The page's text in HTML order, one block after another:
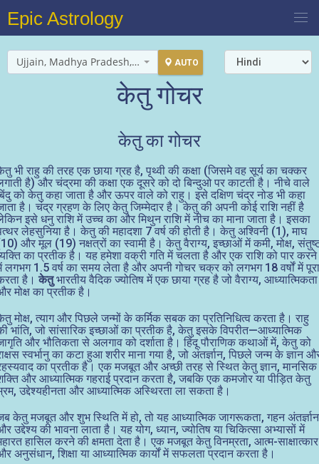
Epic Astrology
Ujjain, Madhya Pradesh, India AUTO
केतु गोचर
केतु का गोचर
भी राहु की तरह एक छाया ग्रह है, पृथ्वी की कक्षा (जिसमे वह सूर्य का चक्कर
है) और चंद्रमा की कक्षा एक दूसरे को दो बिन्दुओ पर काटती है। नीचे वाले
को केतु कहा जाता है और ऊपर वाले को राहु। इसे दक्षिण चंद्र नोड भी कहा
है। चंद्र ग्रहण के लिए केतु जिम्मेदार है। केतु की अपनी कोई राशि नहीं है
इसे धनु राशि में उच्च का और मिथुन राशि में नीच का माना जाता है। इसका
लेहसुनिया है। केतु की महादशा 7 वर्ष की होती है। केतु अश्विनी (1), माघ
और मूल (19) नक्षत्रों का स्वामी है। केतु वैराग्य, इच्छाओं में कमी, मोक्ष,
का प्रतीक है। यह हमेशा वक्री गति में चलता है और एक राशि को पार करने
लगभग 1.5 वर्ष का समय लेता है और अपनी गोचर चक्र को लगभग 18 वर्षों में पूरा
है।केतुभारतीय वैदिक ज्योतिष में एक छाया ग्रह है जो वैराग्य, आध्यात्मिकता
मोक्ष का प्रतीक है।
मोक्ष, त्याग और पिछले जन्मों के कर्मिक सबक का प्रतिनिधित्व करता है। राहु
भांति, जो सांसारिक इच्छाओं का प्रतीक है, केतु इसके विपरीत—आध्यात्मिक
और भौतिकता से अलगाव को दर्शाता है। हिंदू पौराणिक कथाओं में, केतु को
स्वर्भानु का कटा हुआ शरीर माना गया है, जो अंतर्ज्ञान, पिछले जन्म के ज्ञान
का प्रतीक है। एक मजबूत और अच्छी तरह से स्थित केतु ज्ञान, मानसिक
और आध्यात्मिक गहराई प्रदान करता है, जबकि एक कमजोर या पीड़ित केतु
उद्देश्यहीनता और आध्यात्मिक अस्थिरता ला सकता है।
केतु मजबूत और शुभ स्थिति में हो, तो यह आध्यात्मिक जागरूकता, गहन अंतर्ज्ञान
उद्देश्य की भावना लाता है। यह योग, ध्यान, ज्योतिष या चिकित्सा अभ्यासों में
हासिल करने की क्षमता देता है। एक मजबूत केतु विनम्रता, आत्म-साक्षात्कार
अनुसंधान, शिक्षा या आध्यात्मिक कार्यों में सफलता प्रदान करता है।